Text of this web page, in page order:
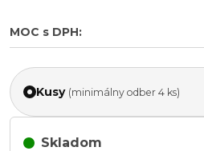
MOC s DPH:
Kusy (minimálny odber 4 ks)
Skladom